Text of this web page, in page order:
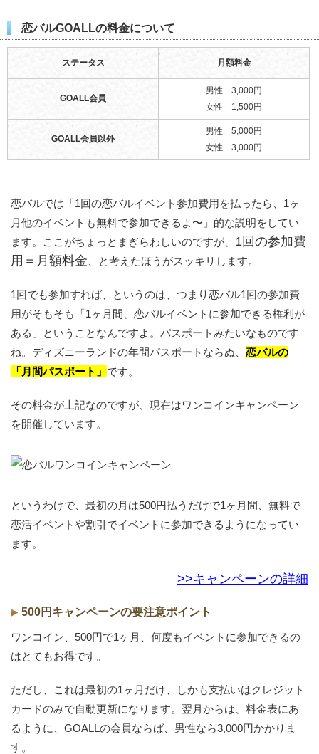
恋バルGOALLの料金について
ステータス 月額料金
GOALL会員
男性 3,000円
女性 1,500円
GOALL会員以外
男性 5,000円
女性 3,000円
恋バルでは「1回の恋バルイベント参加費用を払ったら、1ヶ
月他のイベントも無料で参加できるよ〜」的な説明をしてい
ます。ここがちょっとまぎらわしいのですが、 1回の参加費
用＝月額料金 、と考えたほうがスッキリします。
1回でも参加すれば、というのは、つまり恋バル1回の参加費
用がそもそも「1ヶ月間、恋バルイベントに参加できる権利が
ある」ということなんですよ。パスポートみたいなものです
ね。ディズニーランドの年間パスポートならぬ、 恋バルの
「月間パスポート」 です。
その料金が上記なのですが、現在はワンコインキャンペーン
を開催しています。
というわけで、最初の月は500円払うだけで1ヶ月間、無料で
恋活イベントや割引でイベントに参加できるようになってい
ます。
>>キャンペーンの詳細
500円キャンペーンの要注意ポイント
ワンコイン、500円で1ヶ月、何度もイベントに参加できるの
はとてもお得です。
ただし、これは最初の1ヶ月だけ、しかも支払いはクレジット
カードのみで自動更新になります。翌月からは、料金表にあ
るように、GOALLの会員ならば、男性なら3,000円かかりま
す。